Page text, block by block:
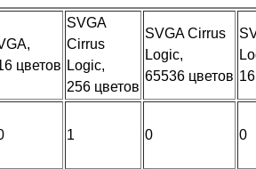
цветов
SVGA
Cirrus
Logic,
256 цветов
SVGA Cirrus
Logic,
65536 цветов
1 0 0